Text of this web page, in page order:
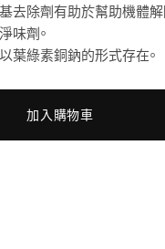
去除劑有助於幫助機體解
味劑。
葉綠素銅鈉的形式存在。
加入購物車